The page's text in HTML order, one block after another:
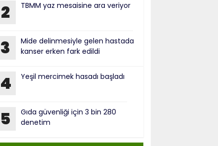
“Güvenlikten taviz
2 TBMM yaz mesaisine ara veriyor
3
Mide delinmesiyle gelen hastada
kanser erken fark edildi
4 Yeşil mercimek hasadı başladı
5
Gıda güvenliği için 3 bin 280
denetim